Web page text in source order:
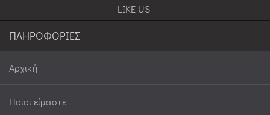
LIKE US
ΠΛΗΡΟΦΟΡΙΕΣ
Αρχική
Ποιοι είμαστε